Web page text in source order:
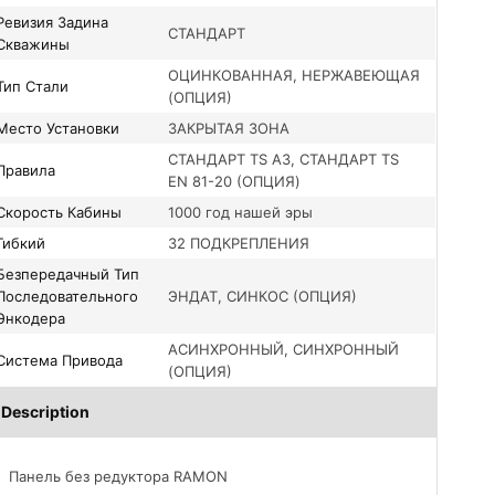
СТАНДАРТ
Тип Стали
ОЦИНКОВАННАЯ, НЕРЖАВЕЮЩАЯ
(ОПЦИЯ)
Место Установки
ЗАКРЫТАЯ ЗОНА
Правила
СТАНДАРТ TS A3, СТАНДАРТ TS
EN 81-20 (ОПЦИЯ)
Скорость Кабины
1000 год нашей эры
Гибкий
32 ПОДКРЕПЛЕНИЯ
Тип
ЭНДАТ, СИНКОС (ОПЦИЯ)
Система Привода
АСИНХРОННЫЙ, СИНХРОННЫЙ
(ОПЦИЯ)
Description
Панель без редуктора RAMON